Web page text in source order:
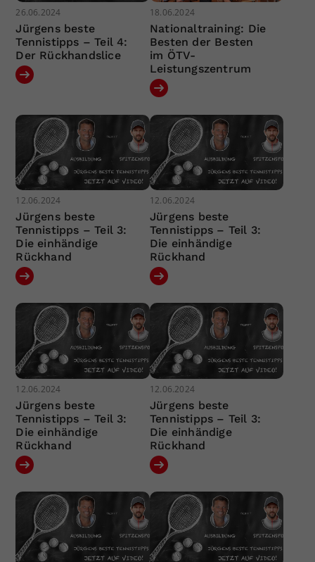
26.06.2024
Jürgens beste
Tennistipps – Teil 4:
Der Rückhandslice
18.06.2024
Nationaltraining: Die
Besten der Besten
im ÖTV-
Leistungszentrum
12.06.2024
Jürgens beste
Tennistipps – Teil 3:
Die einhändige
Rückhand
12.06.2024
Jürgens beste
Tennistipps – Teil 3:
Die einhändige
Rückhand
12.06.2024
Jürgens beste
Tennistipps – Teil 3:
Die einhändige
Rückhand
12.06.2024
Jürgens beste
Tennistipps – Teil 3:
Die einhändige
Rückhand